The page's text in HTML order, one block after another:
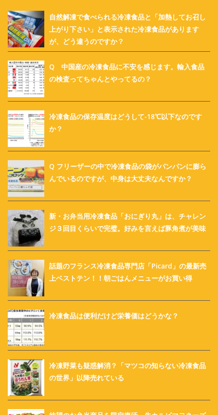
自然解凍で食べられる冷凍食品と「加熱してお召し
上がり下さい」と表示された冷凍食品があります
が、どう違うのですか？
Q 中国産の冷凍食品に不安を感じます。輸入食品
の検査ってちゃんとやってるの？
冷凍食品の保存温度はどうして-18℃以下なのです
か？
Q フリーザーの中で冷凍食品の袋がパンパンに膨ら
んでいるのですが、中身は大丈夫なんですか？
新・お弁当用冷凍食品「おにぎり丸」は、チャレン
ジ３回目くらいで完璧。好みを言えば豚角煮が美味
話題のフランス冷凍食品専門店「Picard」の最新売
上ベストテン！！朝ごはんメニューがお買い得
冷凍食品は便利だけど栄養価はどうかな？
冷凍野菜も疑惑解消？「マツコの知らない冷凍食品
の世界」以降売れている